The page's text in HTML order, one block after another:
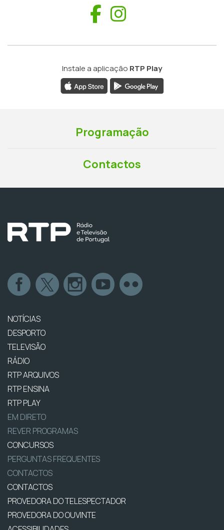
Facebook
Instale a aplicação RTP Play
Programação
Contactos
NOTÍCIAS
DESPORTO
TELEVISÃO
RÁDIO
RTP ARQUIVOS
RTP ENSINA
RTP PLAY
EM DIRETO
REVER PROGRAMAS
CONCURSOS
PERGUNTAS FREQUENTES
CONTACTOS
CONTACTOS
PROVEDORA DO TELESPECTADOR
PROVEDORA DO OUVINTE